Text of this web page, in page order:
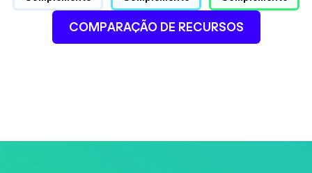
COMPARAÇÃO DE RECURSOS